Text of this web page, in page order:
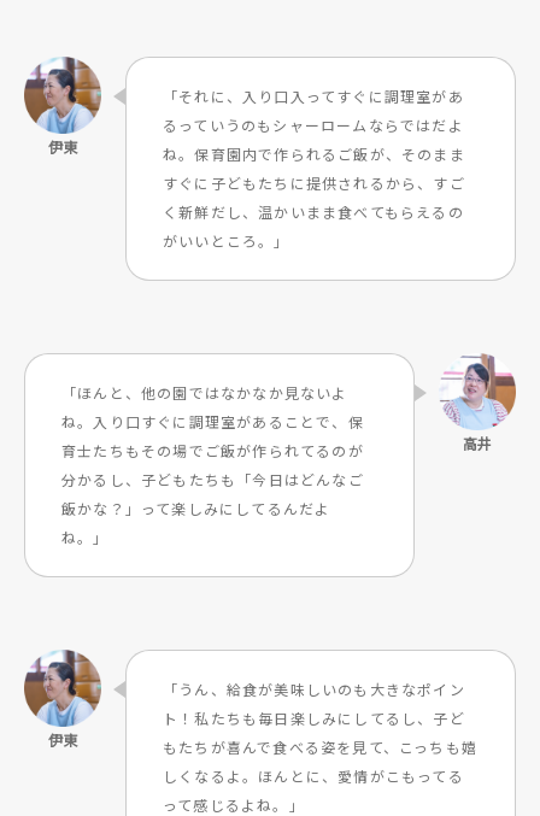
「それに、入り口入ってすぐに調理室があ
るっていうのもシャーロームならではだよ
ね。保育園内で作られるご飯が、そのまま
すぐに子どもたちに提供されるから、すご
く新鮮だし、温かいまま食べてもらえるの
がいいところ。」
「ほんと、他の園ではなかなか見ないよ
ね。入り口すぐに調理室があることで、保
育士たちもその場でご飯が作られてるのが
分かるし、子どもたちも「今日はどんなご
飯かな？」って楽しみにしてるんだよ
ね。」
「うん、給食が美味しいのも大きなポイン
ト！私たちも毎日楽しみにしてるし、子ど
もたちが喜んで食べる姿を見て、こっちも嬉
しくなるよ。ほんとに、愛情がこもってる
って感じるよね。」